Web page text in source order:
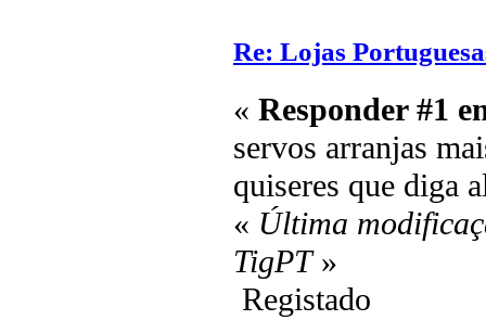
Re: Lojas
« Responder #1
servos arranjas
quiseres que diga
« Última
TigPT»
Registado